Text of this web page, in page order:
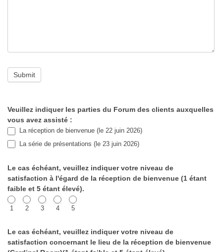
Submit
Sondage
post-
événement
du
Forum
des
de
Veuillez indiquer les parties du Forum des clients auxquelles
vous avez assisté :
La réception de bienvenue (le 22 juin 2026)
La série de présentations (le 23 juin 2026)
Le cas échéant, veuillez indiquer votre niveau de
satisfaction à l'égard de la réception de bienvenue (1 étant
faible et 5 étant élevé).
1 2 3 4 5
Le cas échéant, veuillez indiquer votre niveau de
satisfaction concernant le lieu de la réception de bienvenue